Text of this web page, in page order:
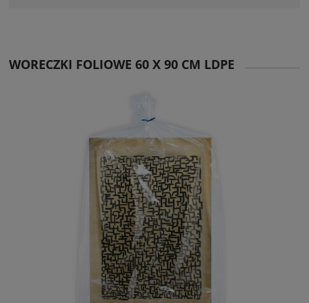
WORECZKI FOLIOWE 60 X 90 CM LDPE